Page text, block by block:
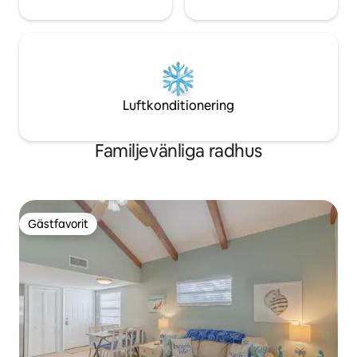
Luftkonditionering
Familjevänliga radhus
Gästfavorit
Gästfavorit